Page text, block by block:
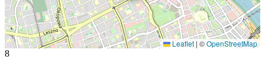
Leaflet | ©OpenStreetMap
8